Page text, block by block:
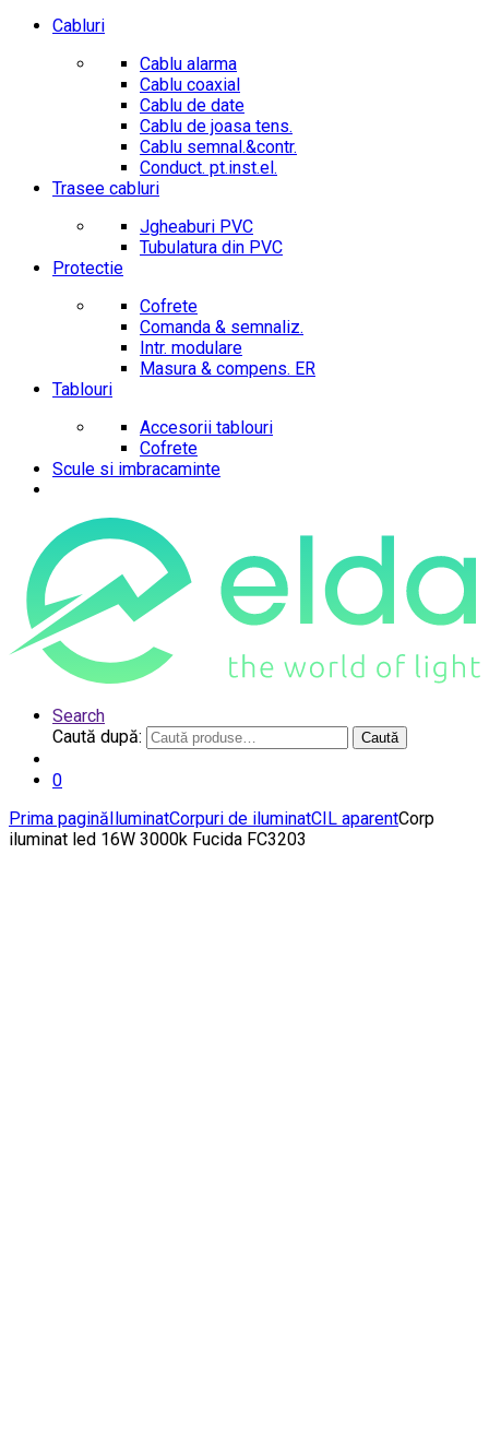
Cabluri
Cablu alarma
Cablu coaxial
Cablu de date
Cablu de joasa tens.
Cablu semnal.&contr.
Conduct. pt.inst.el.
Trasee cabluri
Jgheaburi PVC
Tubulatura din PVC
Protectie
Cofrete
Comanda & semnaliz.
Intr. modulare
Masura & compens. ER
Tablouri
Accesorii tablouri
Cofrete
Scule si imbracaminte
Search
Caută după:
Caută
0
Prima paginăIluminatCorpuri de iluminatCIL aparentCorp
iluminat led 16W 3000k Fucida FC3203